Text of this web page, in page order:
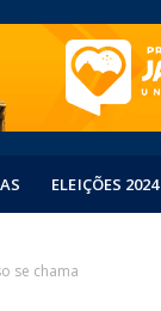
ELEIÇÕES 2024
se chama